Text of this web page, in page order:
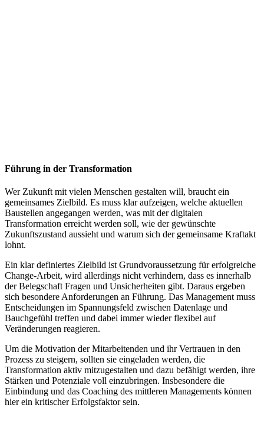
Führung in der Transformation
Wer Zukunft mit vielen Menschen gestalten will, braucht ein
gemeinsames Zielbild. Es muss klar aufzeigen, welche aktuellen
Baustellen angegangen werden, was mit der digitalen
Transformation erreicht werden soll, wie der gewünschte
Zukunftszustand aussieht und warum sich der gemeinsame Kraftakt
lohnt.
Ein klar definiertes Zielbild ist Grundvoraussetzung für erfolgreiche
Change-Arbeit, wird allerdings nicht verhindern, dass es innerhalb
der Belegschaft Fragen und Unsicherheiten gibt. Daraus ergeben
sich besondere Anforderungen an Führung. Das Management muss
Entscheidungen im Spannungsfeld zwischen Datenlage und
Bauchgefühl treffen und dabei immer wieder flexibel auf
Veränderungen reagieren.
Um die Motivation der Mitarbeitenden und ihr Vertrauen in den
Prozess zu steigern, sollten sie eingeladen werden, die
Transformation aktiv mitzugestalten und dazu befähigt werden, ihre
Stärken und Potenziale voll einzubringen. Insbesondere die
Einbindung und das Coaching des mittleren Managements können
hier ein kritischer Erfolgsfaktor sein.